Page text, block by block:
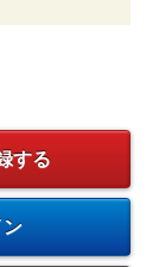
する
ン